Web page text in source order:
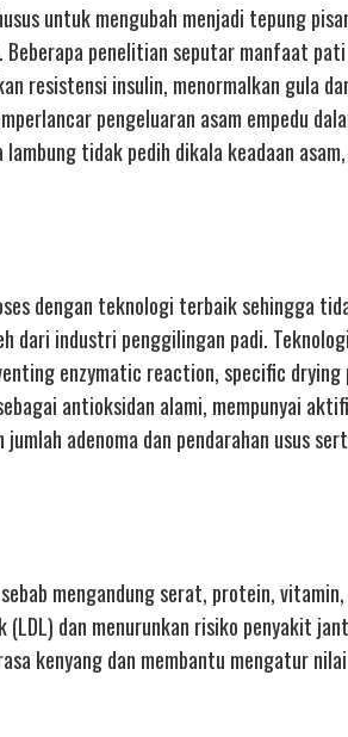
untuk mengubah menjadi tepung
penelitian seputar manfaat
resistensi insulin, menormalkan gula
pengeluaran asam empedu
tidak pedih dikala keadaan
dengan teknologi terbaik sehingga
dari industri penggilingan padi.
enzymatic reaction, specific
antioksidan alami, mempunyai
adenoma dan pendarahan usus
mengandung serat, protein,
dan menurunkan risiko penyakit
kenyang dan membantu mengatur